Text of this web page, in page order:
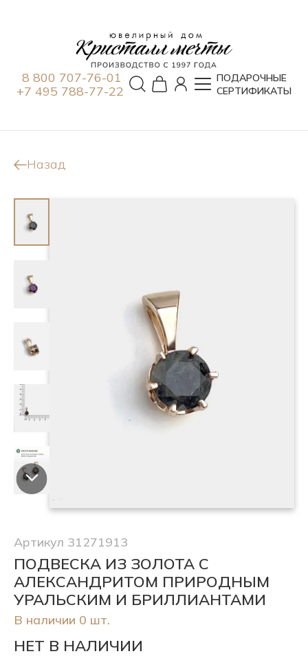
8 800 707-76-01
+7 495 788-77-22
ПОДАРОЧНЫЕ
СЕРТИФИКАТЫ
Назад
Артикул 31271913
ПОДВЕСКА ИЗ ЗОЛОТА С
АЛЕКСАНДРИТОМ ПРИРОДНЫМ
УРАЛЬСКИМ И БРИЛЛИАНТАМИ
В наличии 0 шт.
НЕТ В НАЛИЧИИ